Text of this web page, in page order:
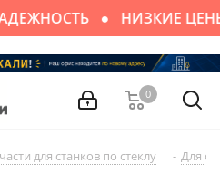
НИЗКИЕ
0
для cтaнков по стеклу - Для